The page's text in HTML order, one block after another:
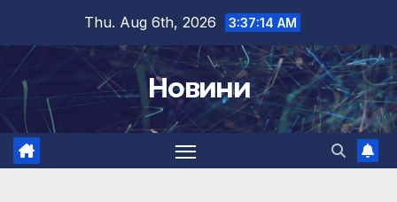
content
Thu. Aug 6th, 2026 3:37:15 AM
Новини